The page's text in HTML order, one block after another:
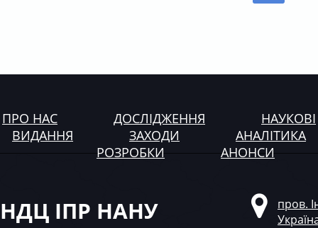
ПРО НАС ДОСЛІДЖЕННЯ
НАУКОВІ
ВИДАННЯ
ЗАХОДИ
АНАЛІТИКА
РОЗРОБКИ
АНОНСИ
НДЦ ІПР НАНУ
пров.